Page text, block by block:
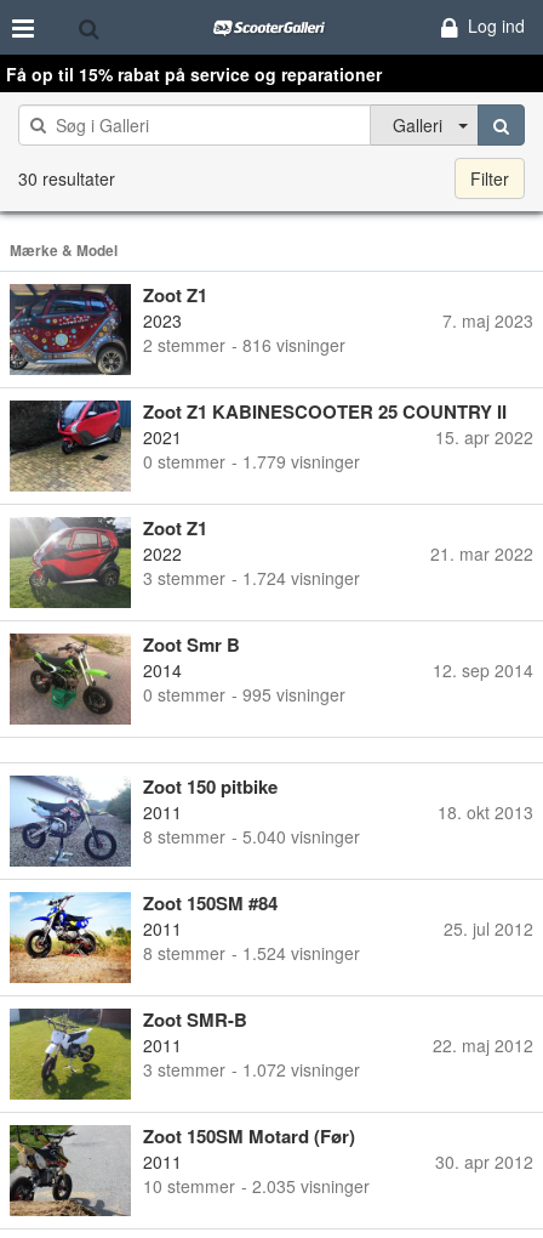
Log ind
Få op til 15% rabat på service og reparationer
Galleri
30 resultater Filter
Mærke & Model
Zoot Z1
2023
2 stemmer - 816 visninger
7. maj 2023
Zoot Z1 KABINESCOOTER 25 COUNTRY II
2021
0 stemmer - 1.779 visninger
15. apr 2022
Zoot Z1
2022
3 stemmer - 1.724 visninger
21. mar 2022
Zoot Smr B
2014
0 stemmer - 995 visninger
12. sep 2014
Zoot 150 pitbike
2011
8 stemmer - 5.040 visninger
18. okt 2013
Zoot 150SM #84
2011
8 stemmer - 1.524 visninger
25. jul 2012
Zoot SMR-B
2011
3 stemmer - 1.072 visninger
22. maj 2012
Zoot 150SM Motard (Før)
2011
10 stemmer - 2.035 visninger
30. apr 2012